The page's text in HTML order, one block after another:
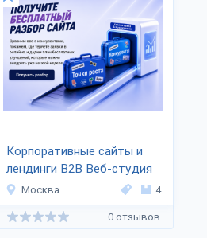
Корпоративные сайты и
лендинги B2B Веб-студия
LA47Москва 4
0 отзывов